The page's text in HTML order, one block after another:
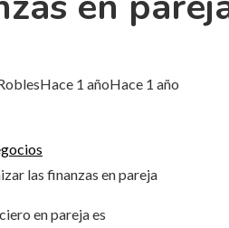
Hace 1 añoHace 1 año
las finanzas en pareja
en pareja es